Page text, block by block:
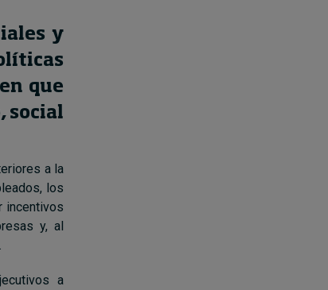
y
que
social
a la
los
incentivos
y, al
a